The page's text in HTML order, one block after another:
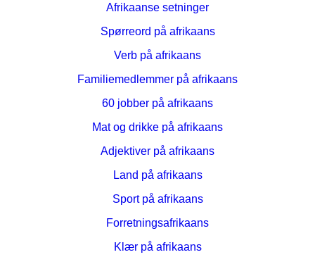
Afrikaanse setninger
Spørreord på afrikaans
Verb på afrikaans
Familiemedlemmer på afrikaans
60 jobber på afrikaans
Mat og drikke på afrikaans
Adjektiver på afrikaans
Land på afrikaans
Sport på afrikaans
Forretningsafrikaans
Klær på afrikaans